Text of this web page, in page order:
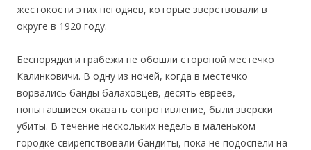
жестокости этих негодяев, которые зверствовали в
округе в 1920 году.
Беспорядки и грабежи не обошли стороной местечко
Калинковичи. В одну из ночей, когда в местечко
ворвались банды балаховцев, десять евреев,
попытавшиеся оказать сопротивление, были зверски
убиты. В течение нескольких недель в маленьком
городке свирепствовали бандиты, пока не подоспели на